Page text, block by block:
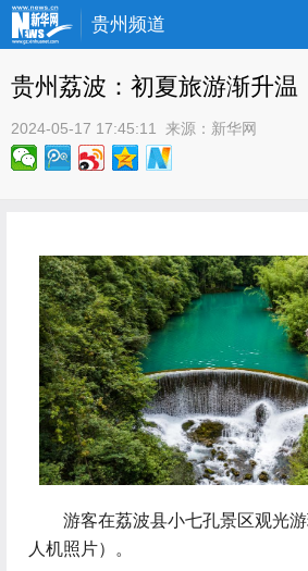
贵州频道
贵州荔波：初夏旅游渐升温
2024-05-17 17:45:11 来源： 新华网
游客在荔波县小七孔景区观光游
人机照片）。